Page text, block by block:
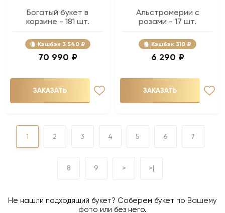
Богатый букет в
корзине - 181 шт.
Кэшбэк 3 540 ₽
70 990 ₽
ЗАКАЗАТЬ
Альстромерии с
розами - 17 шт.
Кэшбэк 310 ₽
6 290 ₽
ЗАКАЗАТЬ
1 2 3 4 5 6 7
8 9 > >|
Не нашли подходящий букет? Соберем букет по Вашему
фото или без него.